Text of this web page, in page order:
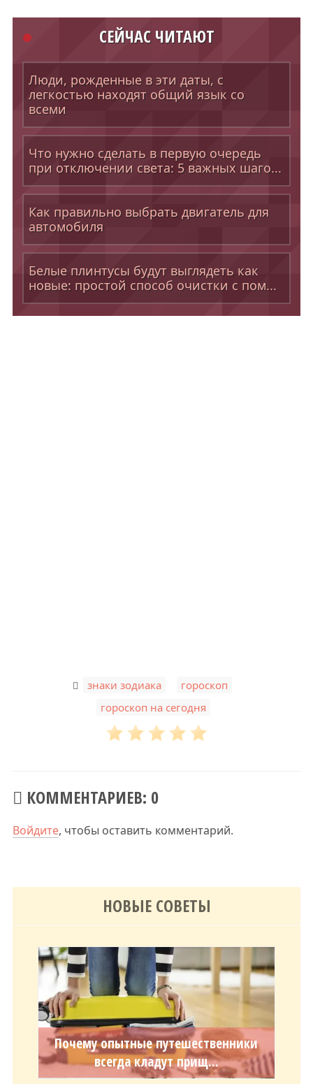
СЕЙЧАС ЧИТАЮТ
Люди, рожденные в эти даты, с
легкостью находят общий язык со
всеми
Что нужно сделать в первую очередь
при отключении света: 5 важных шаго...
Как правильно выбрать двигатель для
автомобиля
Белые плинтусы будут выглядеть как
новые: простой способ очистки с пом...
знаки зодиака гороскоп
гороскоп на сегодня
КОММЕНТАРИЕВ: 0
Войдите, чтобы оставить комментарий.
НОВЫЕ СОВЕТЫ
Почему опытные путешественники
всегда кладут прищ...